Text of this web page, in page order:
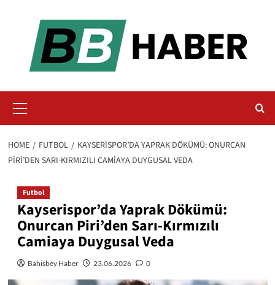
Menu
HOME FUTBOL
KAYSERISPOR’DA YAPRAK DÖKÜMÜ: ONURCAN
PIRI’DEN SARI-KIRMIZILI CAMIAYA DUYGUSAL VEDA
Futbol
Kayserispor’da Yaprak Dökümü:
Onurcan Piri’den Sarı-Kırmızılı
Camiaya Duygusal Veda
Bahisbey Haber 23.06.2026 0